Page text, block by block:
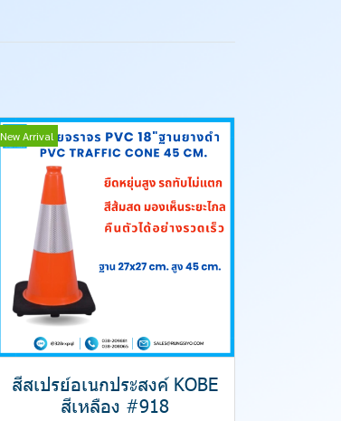
New Arrival
สีสเปรย์อเนกประสงค์ KOBE
สีเหลือง #918